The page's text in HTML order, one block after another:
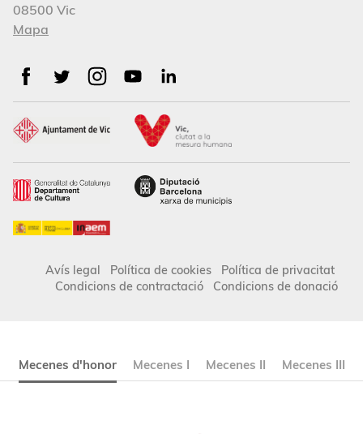
08500 Vic
Mapa
Avís legal Política de cookies
Política de privacitat
Condicions de contractació
Condicions de donació
Mecenes d'honor Mecenes I Mecenes II Mecenes III